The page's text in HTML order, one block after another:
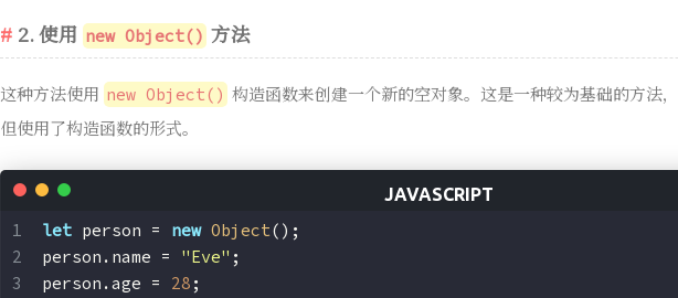
2. 使用 new Object() 方法
这种方法使用 new Object() 构造函数来创建一个新的空对象。这是一种较为基础的方法
但使用了构造函数的形式。
let person = new Object();
person.name = "Eve" ;
person.age = 28 ;